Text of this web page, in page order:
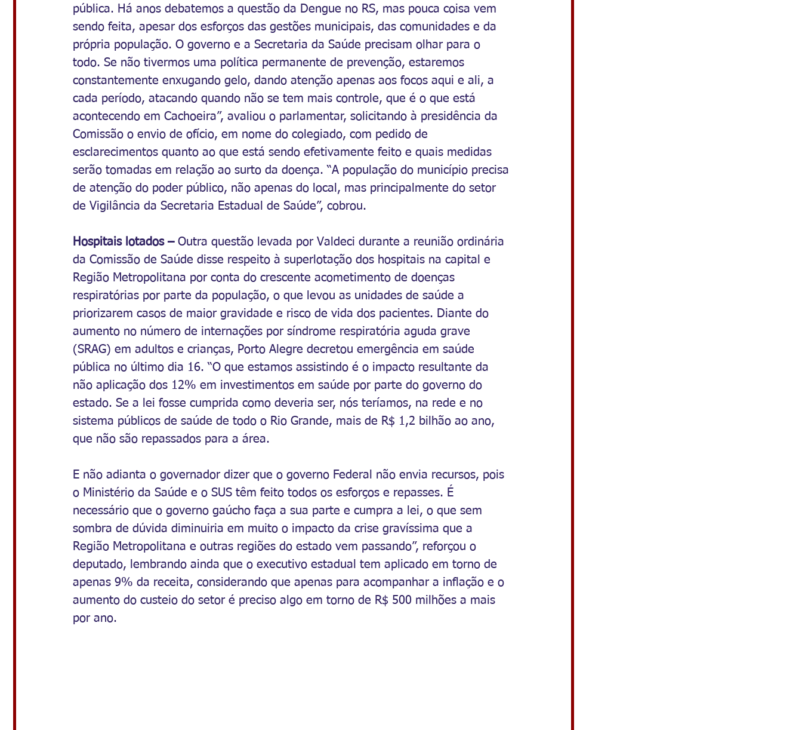
pública. Há anos debatemos a questão da Dengue no RS, mas pouca coisa vem
sendo feita, apesar dos esforços das gestões municipais, das comunidades e da
própria população. O governo e a Secretaria da Saúde precisam olhar para o
todo. Se não tivermos uma política permanente de prevenção, estaremos
constantemente enxugando gelo, dando atenção apenas aos focos aqui e ali, a
cada período, atacando quando não se tem mais controle, que é o que está
acontecendo em Cachoeira”, avaliou o parlamentar, solicitando à presidência da
Comissão o envio de ofício, em nome do colegiado, com pedido de
esclarecimentos quanto ao que está sendo efetivamente feito e quais medidas
serão tomadas em relação ao surto da doença. “A população do município precisa
de atenção do poder público, não apenas do local, mas principalmente do setor
de Vigilância da Secretaria Estadual de Saúde”, cobrou.
Hospitais lotados – Outra questão levada por Valdeci durante a reunião ordinária
da Comissão de Saúde disse respeito à superlotação dos hospitais na capital e
Região Metropolitana por conta do crescente acometimento de doenças
respiratórias por parte da população, o que levou as unidades de saúde a
priorizarem casos de maior gravidade e risco de vida dos pacientes. Diante do
aumento no número de internações por síndrome respiratória aguda grave
(SRAG) em adultos e crianças, Porto Alegre decretou emergência em saúde
pública no último dia 16. “O que estamos assistindo é o impacto resultante da
não aplicação dos 12% em investimentos em saúde por parte do governo do
estado. Se a lei fosse cumprida como deveria ser, nós teríamos, na rede e no
sistema públicos de saúde de todo o Rio Grande, mais de R$ 1,2 bilhão ao ano,
que não são repassados para a área.
E não adianta o governador dizer que o governo Federal não envia recursos, pois
o Ministério da Saúde e o SUS têm feito todos os esforços e repasses. É
necessário que o governo gaúcho faça a sua parte e cumpra a lei, o que sem
sombra de dúvida diminuiria em muito o impacto da crise gravíssima que a
Região Metropolitana e outras regiões do estado vem passando”, reforçou o
deputado, lembrando ainda que o executivo estadual tem aplicado em torno de
apenas 9% da receita, considerando que apenas para acompanhar a inflação e o
aumento do custeio do setor é preciso algo em torno de R$ 500 milhões a mais
por ano.